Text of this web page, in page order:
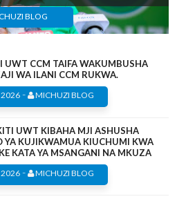
BLOG
UWT CCM TAIFA WAKUMBUSHA
WA ILANI CCM RUKWA.
- MICHUZI BLOG
UWT KIBAHA MJI ASHUSHA
YA KUJIKWAMUA KIUCHUMI KWA
KATA YA MSANGANI NA MKUZA
- MICHUZI BLOG